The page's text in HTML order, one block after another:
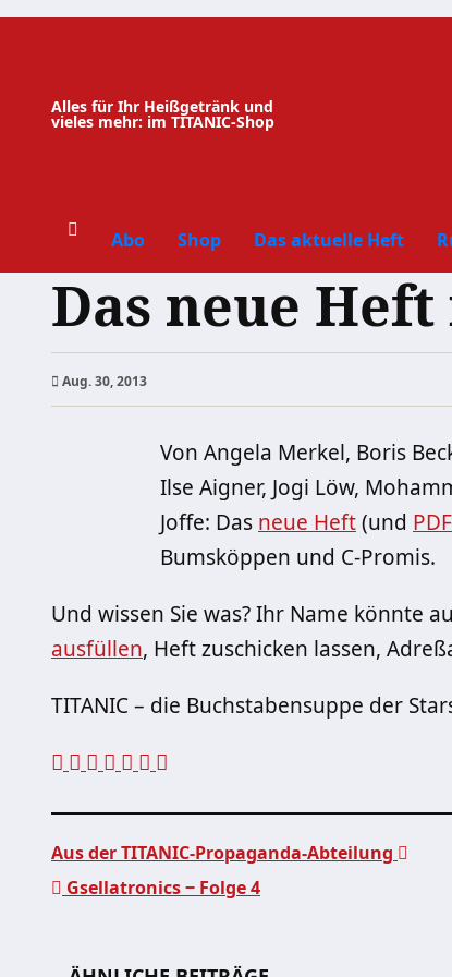
Zum
Alles für Ihr Heißgetränk und
vieles mehr: im TITANIC-Shop
Abo Shop Das aktuelle Heft
Das neue
Aug. 30, 2013
Von Angela Merkel, Boris
Ilse Aigner, Jogi Löw,
Joffe: Das neue Heft(und PDF
Bumsköppen und C-Promis.
Und wissen Sie was? Ihr Name könnte
ausfüllen, Heft zuschicken lassen,
TITANIC – die Buchstabensuppe der
Aus der TITANIC-Propaganda-Abteilung
Gsellatronics ‒ Folge 4